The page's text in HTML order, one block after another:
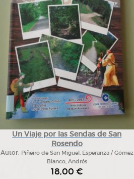
Un Viaje por las Sendas de San
Rosendo
Autor: Piñeiro de San Miguel, Esperanza / Gómez
Blanco, Andrés
18,00 €